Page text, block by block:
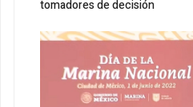
tomadores de decisión